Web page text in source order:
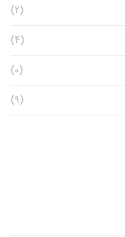
(2)
(4)
(0)
(9)